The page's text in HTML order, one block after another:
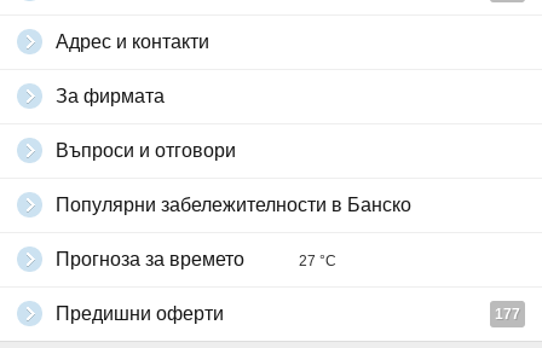
Адрес и контакти
За фирмата
Въпроси и отговори
Популярни забележителности в Банско
Прогноза за времето 27 °C
Предишни оферти 177